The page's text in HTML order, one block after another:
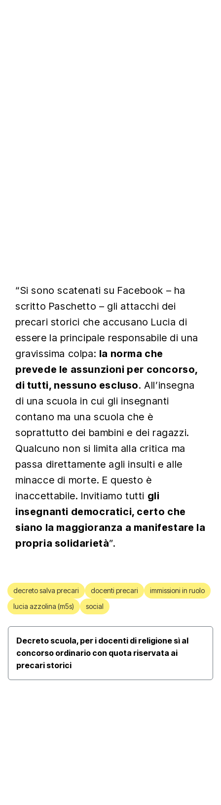
“Si sono scatenati su Facebook – ha
scritto Paschetto – gli attacchi dei
precari storici che accusano Lucia di
essere la principale responsabile di una
gravissima colpa: la norma che
prevede le assunzioni per concorso,
di tutti, nessuno escluso. All’insegna
di una scuola in cui gli insegnanti
contano ma una scuola che è
soprattutto dei bambini e dei ragazzi.
Qualcuno non si limita alla critica ma
passa direttamente agli insulti e alle
minacce di morte. E questo è
inaccettabile. Invitiamo tutti gli
insegnanti democratici, certo che
siano la maggioranza a manifestare la
propria solidarietà”.
decreto salva precari docenti precari
immissioni in ruolo
lucia azzolina (m5s)
social
Decreto scuola, per i docenti di religione sì al
concorso ordinario con quota riservata ai
precari storici